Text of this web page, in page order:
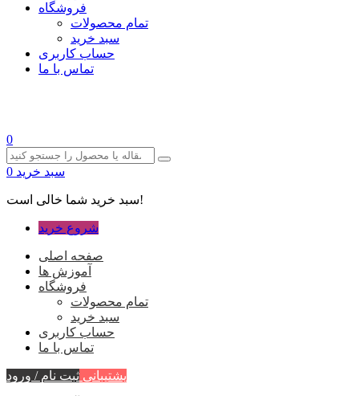
فروشگاه
تمام محصولات
سبد خرید
حساب کاربری
تماس با ما
0
سبد خرید 0
سبد خرید شما خالی است!
شروع خرید
صفحه اصلی
آموزش ها
فروشگاه
تمام محصولات
سبد خرید
حساب کاربری
تماس با ما
پشتیبانی ثبت نام / ورود